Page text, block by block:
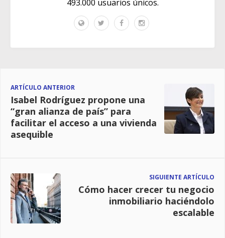
493.000 usuarios únicos.
ARTÍCULO ANTERIOR
Isabel Rodríguez propone una
“gran alianza de país” para
facilitar el acceso a una vivienda
asequible
SIGUIENTE ARTÍCULO
Cómo hacer crecer tu negocio
inmobiliario haciéndolo
escalable